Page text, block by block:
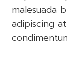
malesuada
adipiscing